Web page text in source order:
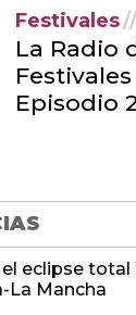
de los
Awards